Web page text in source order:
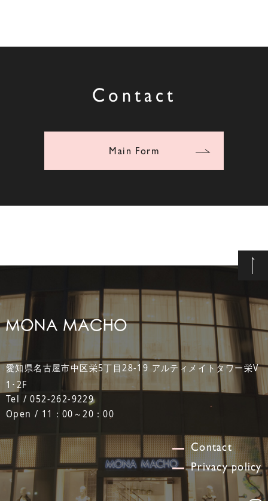
Contact
Main Form
愛知県名古屋市中区栄5丁目28-19 アルティメイトタワー栄V
1･2F
Tel / 052-262-9229
Open / 11：00～20：00
Contact
Privacy policy